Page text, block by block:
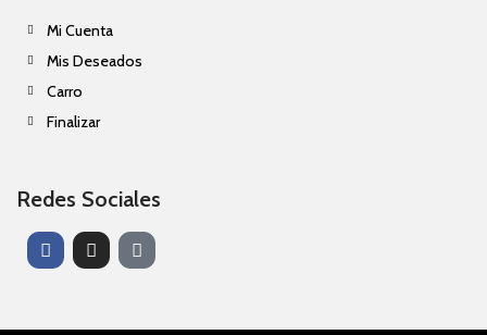
Mi Cuenta
Mis Deseados
Carro
Finalizar
Redes Sociales